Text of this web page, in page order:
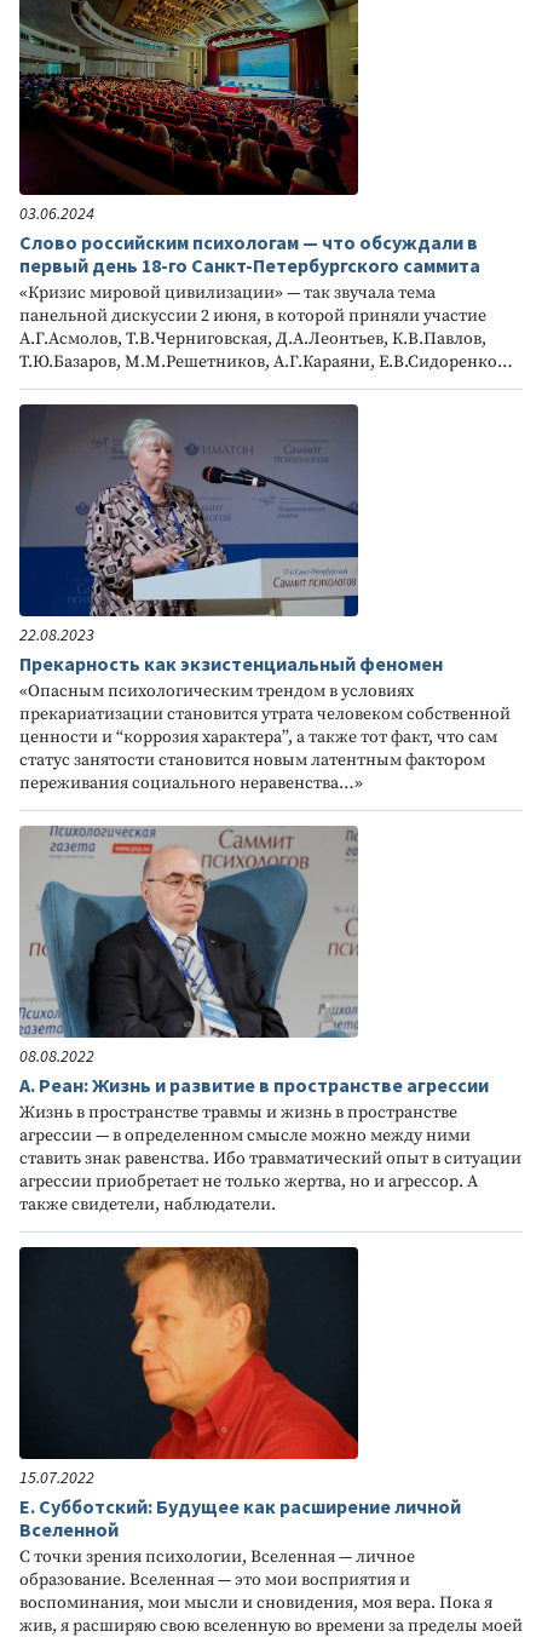
03.06.2024
Слово российским психологам — что обсуждали в
первый день 18-го Санкт-Петербургского саммита
«Кризис мировой цивилизации» — так звучала тема
панельной дискуссии 2 июня, в которой приняли участие
А.Г.Асмолов, Т.В.Черниговская, Д.А.Леонтьев, К.В.Павлов,
Т.Ю.Базаров, М.М.Решетников, А.Г.Караяни, Е.В.Сидоренко…
22.08.2023
Прекарность как экзистенциальный феномен
«Опасным психологическим трендом в условиях
прекариатизации становится утрата человеком собственной
ценности и “коррозия характера”, а также тот факт, что сам
статус занятости становится новым латентным фактором
переживания социального неравенства…»
08.08.2022
А. Реан: Жизнь и развитие в пространстве агрессии
Жизнь в пространстве травмы и жизнь в пространстве
агрессии — в определенном смысле можно между ними
ставить знак равенства. Ибо травматический опыт в ситуации
агрессии приобретает не только жертва, но и агрессор. А
также свидетели, наблюдатели.
15.07.2022
Е. Субботский: Будущее как расширение личной
Вселенной
С точки зрения психологии, Вселенная — личное
образование. Вселенная — это мои восприятия и
воспоминания, мои мысли и сновидения, моя вера. Пока я
жив, я расширяю свою вселенную во времени за пределы моей